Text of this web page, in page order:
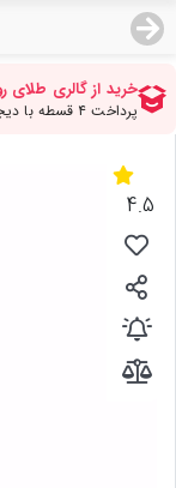
صفحه اصلی
دسته بندی محصولات
نمایندگی ها
مجله روبی
درباره ما
4.5